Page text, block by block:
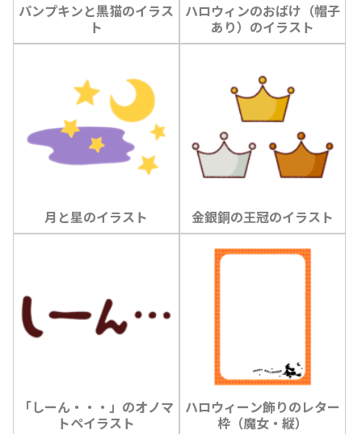
パンプキンと黒猫のイラス
ト
ハロウィンのおばけ（帽子
あり）のイラスト
月と星のイラスト 金銀銅の王冠のイラスト
「しーん・・・」のオノマ
トペイラスト
ハロウィーン飾りのレター
枠（魔女・縦）